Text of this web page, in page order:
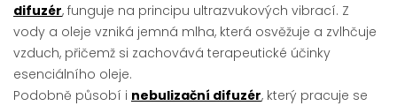
difuzér, funguje na principu ultrazvukových vibrací. Z
vody a oleje vzniká jemná mlha, která osvěžuje a zvlhčuje
vzduch, přičemž si zachovává terapeutické účinky
esenciálního oleje.
Podobně působí i nebulizační difuzér, který pracuje se